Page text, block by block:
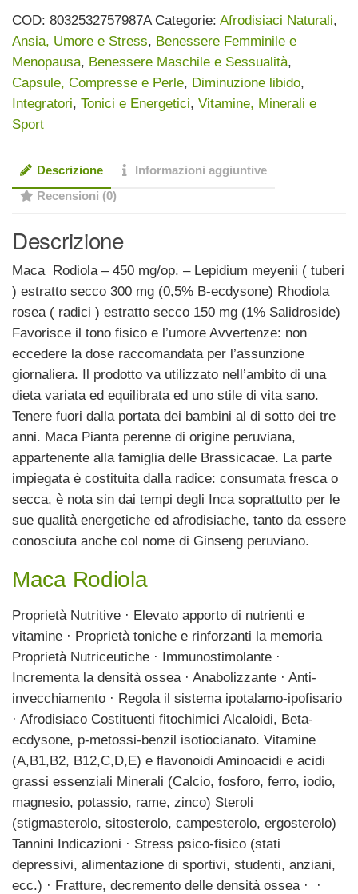
cps
quantità
COD: 8032532757987A Categorie: Afrodisiaci Naturali,
Ansia, Umore e Stress, Benessere Femminile e
Menopausa, Benessere Maschile e Sessualità,
Capsule, Compresse e Perle, Diminuzione libido,
Integratori, Tonici e Energetici, Vitamine, Minerali e
Sport
Descrizione
Informazioni aggiuntive
Recensioni (0)
Descrizione
Maca Rodiola – 450 mg/op. – Lepidium meyenii ( tuberi
) estratto secco 300 mg (0,5% B-ecdysone) Rhodiola
rosea ( radici ) estratto secco 150 mg (1% Salidroside)
Favorisce il tono fisico e l’umore Avvertenze: non
eccedere la dose raccomandata per l’assunzione
giornaliera. Il prodotto va utilizzato nell’ambito di una
dieta variata ed equilibrata ed uno stile di vita sano.
Tenere fuori dalla portata dei bambini al di sotto dei tre
anni. Maca Pianta perenne di origine peruviana,
appartenente alla famiglia delle Brassicacae. La parte
impiegata è costituita dalla radice: consumata fresca o
secca, è nota sin dai tempi degli Inca soprattutto per le
sue qualità energetiche ed afrodisiache, tanto da essere
conosciuta anche col nome di Ginseng peruviano.
Maca Rodiola
Proprietà Nutritive · Elevato apporto di nutrienti e
vitamine · Proprietà toniche e rinforzanti la memoria
Proprietà Nutriceutiche · Immunostimolante ·
Incrementa la densità ossea · Anabolizzante · Anti-
invecchiamento · Regola il sistema ipotalamo-ipofisario
· Afrodisiaco Costituenti fitochimici Alcaloidi, Beta-
ecdysone, p-metossi-benzil isotiocianato. Vitamine
(A,B1,B2, B12,C,D,E) e flavonoidi Aminoacidi e acidi
grassi essenziali Minerali (Calcio, fosforo, ferro, iodio,
magnesio, potassio, rame, zinco) Steroli
(stigmasterolo, sitosterolo, campesterolo, ergosterolo)
Tannini Indicazioni · Stress psico-fisico (stati
depressivi, alimentazione di sportivi, studenti, anziani,
ecc.) · Fratture, decremento delle densità ossea · ·